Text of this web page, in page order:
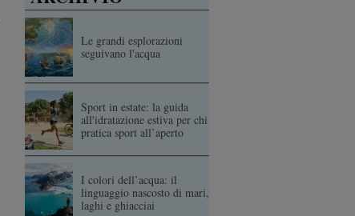
Le grandi esplorazioni
seguivano l'acqua
Sport in estate: la guida
all'idratazione estiva per chi
pratica sport all’aperto
I colori dell’acqua: il
linguaggio nascosto di mari,
laghi e ghiacciai